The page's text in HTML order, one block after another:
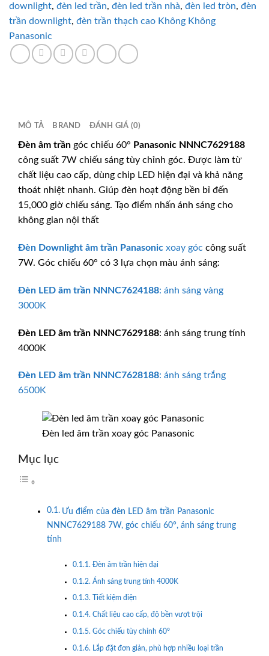
số
lượng
downlight, đèn led trần, đèn led trần nhà, đèn led tròn, đèn
trần downlight, đèn trần thạch cao Không Không
Panasonic
MÔ TẢ BRAND ĐÁNH GIÁ (0)
Đèn âm trần góc chiếu 60° Panasonic NNNC7629188
công suất 7W chiếu sáng tùy chỉnh góc. Được làm từ
chất liệu cao cấp, dùng chip LED hiện đại và khả năng
thoát nhiệt nhanh. Giúp đèn hoạt động bền bỉ đến
15,000 giờ chiếu sáng. Tạo điểm nhấn ánh sáng cho
không gian nội thất
Đèn Downlight âm trần Panasonic xoay góc công suất
7W. Góc chiếu 60° có 3 lựa chọn màu ánh sáng:
Đèn LED âm trần NNNC7624188: ánh sáng vàng
3000K
Đèn LED âm trần NNNC7629188: ánh sáng trung tính
4000K
Đèn LED âm trần NNNC7628188: ánh sáng trắng
6500K
Đèn led âm trần xoay góc Panasonic
Mục lục
Ưu điểm của đèn LED âm trần Panasonic
NNNC7629188 7W, góc chiếu 60°, ánh sáng trung
tính
Đèn âm trần hiện đại
Ánh sáng trung tính 4000K
Tiết kiệm điện
Chất liệu cao cấp, độ bền vượt trội
Góc chiếu tùy chỉnh 60°
Lắp đặt đơn giản, phù hợp nhiều loại trần